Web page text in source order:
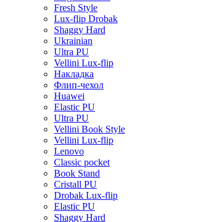
Fresh Style
Lux-flip Drobak
Shaggy Hard
Ukrainian
Ultra PU
Vellini Lux-flip
Накладка
Флип-чехол
Huawei
Elastic PU
Ultra PU
Vellini Book Style
Vellini Lux-flip
Lenovo
Classic pocket
Book Stand
Cristall PU
Drobak Lux-flip
Elastic PU
Shaggy Hard